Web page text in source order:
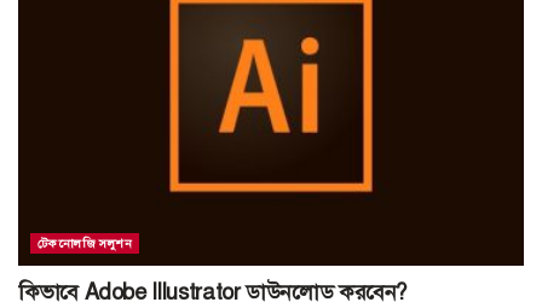
টেকনোলজি সলুশন
কিভাবে Adobe Illustrator ডাউনলোড করবেন?